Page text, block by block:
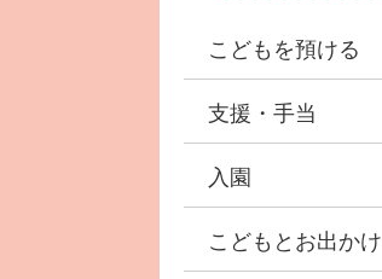
こどもを預ける
支援・手当
入園
こどもとお出かけ